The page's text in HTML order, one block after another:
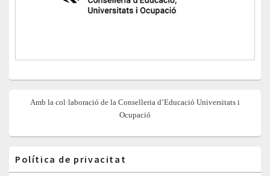
Amb la col·laboració de la Conselleria d’Educació Universitats i
Ocupació
Política de privacitat